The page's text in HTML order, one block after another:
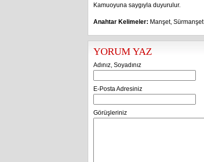
Kamuoyuna saygıyla duyurulur.
Anahtar Kelimeler: Manşet, Sürmanşet
YORUM YAZ
Adınız, Soyadınız
E-Posta Adresiniz
Görüşleriniz